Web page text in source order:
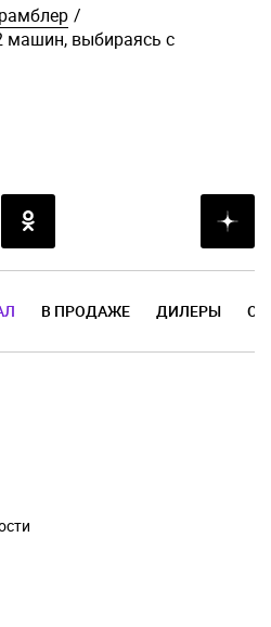
/
машин, выбираясь с
В ПРОДАЖЕ ДИЛЕРЫ